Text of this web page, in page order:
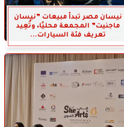
نيسان مصر تبدأ مبيعات ”نيسان
ماجنيت” المجمعة محليًا، وتُعِيد
تعريف فئة السيارات...